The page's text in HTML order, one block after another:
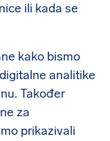
ili kada se
kako bismo
analitike
Također
za
prikazivali